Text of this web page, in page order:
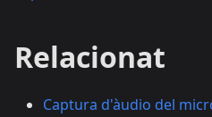
Relacionat
Captura d'àudio del